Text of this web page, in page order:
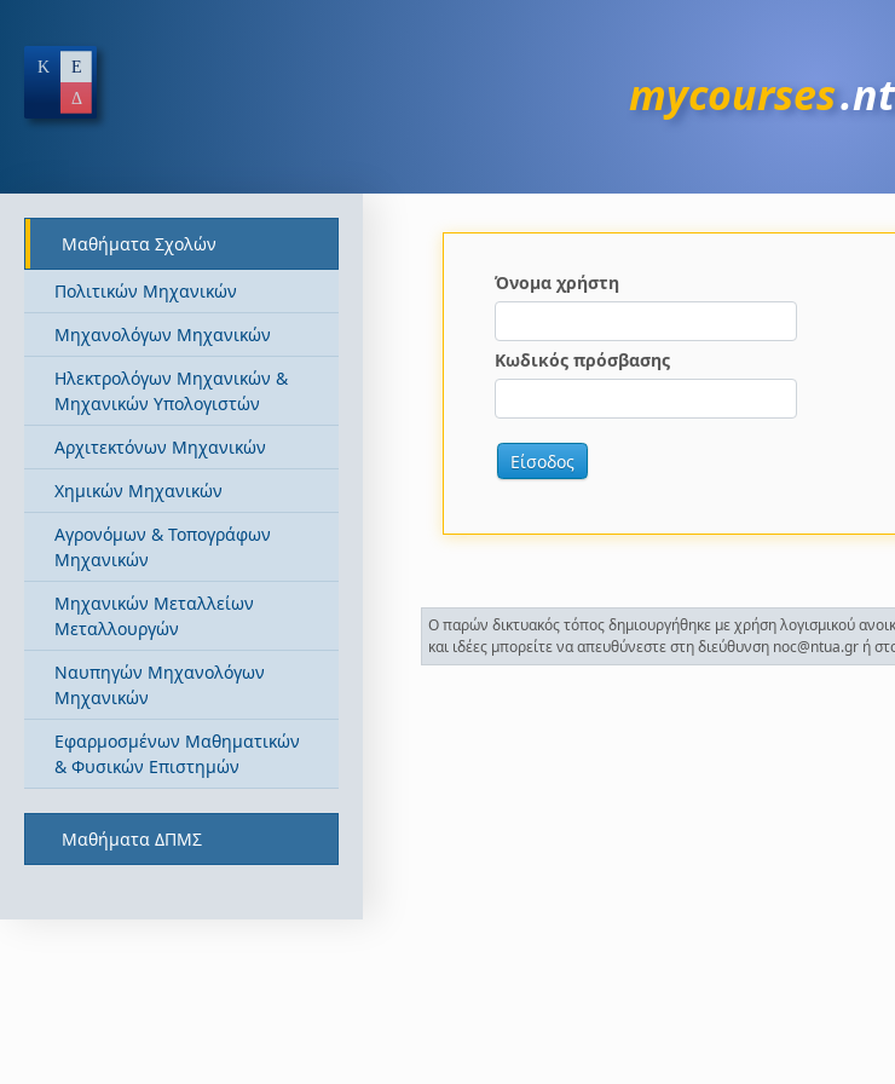
Μαθήματα Σχολών
Πολιτικών Μηχανικών
Μηχανολόγων Μηχανικών
Ηλεκτρολόγων Μηχανικών &
Μηχανικών Υπολογιστών
Αρχιτεκτόνων Μηχανικών
Χημικών Μηχανικών
Αγρονόμων & Τοπογράφων
Μηχανικών
Μηχανικών Μεταλλείων
Μεταλλουργών
Ναυπηγών Μηχανολόγων
Μηχανικών
Εφαρμοσμένων Μαθηματικών
& Φυσικών Επιστημών
Μαθήματα ΔΠΜΣ
mycourses
Όνομα χρήστη
Κωδικός πρόσβασης
Ο παρών δικτυακός τόπος δημιουργήθηκε με χρήση λογισμικού
και ιδέες μπορείτε να απευθύνεστε στη διεύθυνση noc@ntua.gr